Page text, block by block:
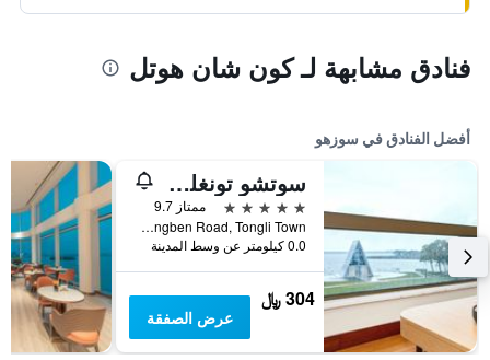
فنادق مشابهة لـ كون شان هوتل
أفضل الفنادق في سوزهو
سوتشو تونغلي ليك فيو هوتل
5 نجوم
ممتاز 9.7
No. 8 Chongben Road, Tongli Town, سوزهو, الصين
0.0 كيلومتر عن وسط المدينة
304 ﷼
عرض الصفقة